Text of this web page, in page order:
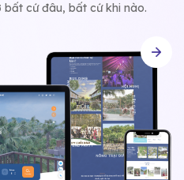
cứ đâu, bất cứ khi nào.